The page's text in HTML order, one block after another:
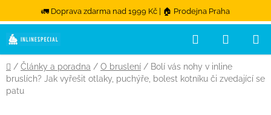
🚛 Doprava zdarma nad 1999 Kč | 🏠 Prodejna Praha
Přejít na obsah
Hledat
Domů
/ Články a poradna / O bruslení / Bolí vás nohy v inline
bruslích? Jak vyřešit otlaky, puchýře, bolest kotníku či zvedající se
patu